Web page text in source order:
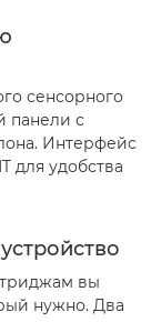
сенсорного
панели с
Интерфейс
для удобства
вы
нужно. Два